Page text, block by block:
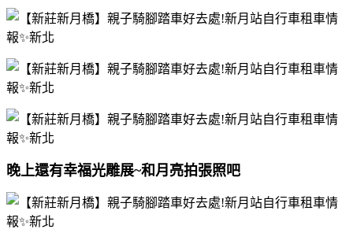
晚上還有幸福光雕展~和月亮拍張照吧